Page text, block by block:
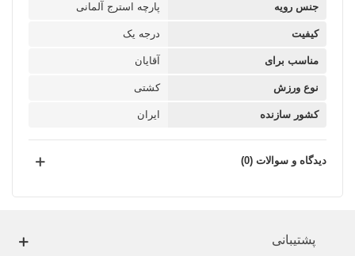
جنس رویه پارچه استرج آلمانی
کیفیت درجه یک
مناسب برای آقایان
نوع ورزش کشتی
کشور سازنده ایران
دیدگاه و سوالات (0)
پشتیبانی